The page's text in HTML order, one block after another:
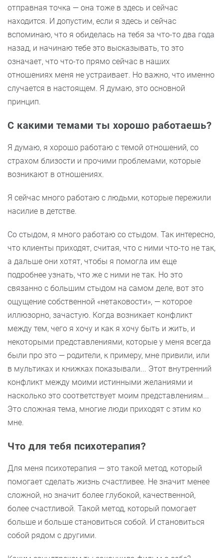
отправная точка — она тоже в здесь и сейчас
находится. И допустим, если я здесь и сейчас
вспоминаю, что я обиделась на тебя за что-то два года
назад, и начинаю тебе это высказывать, то это
означает, что что-то прямо сейчас в наших
отношениях меня не устраивает. Но важно, что именно
случается в настоящем. Я думаю, это основной
принцип.
С какими темами ты хорошо работаешь?
Я думаю, я хорошо работаю с темой отношений, со
страхом близости и прочими проблемами, которые
возникают в отношениях.
Я сейчас много работаю с людьми, которые пережили
насилие в детстве.
Со стыдом, я много работаю со стыдом. Так интересно,
что клиенты приходят, считая, что с ними что-то не так,
а дальше они хотят, чтобы я помогла им еще
подробнее узнать, что же с ними не так. Но это
связанно с большим стыдом на самом деле, вот это
ощущение собственной «нетаковости», — которое
иллюзорно, зачастую. Когда возникает конфликт
между тем, чего я хочу и как я хочу быть и жить, и
некоторыми представлениями, которые у меня всегда
были про это — родители, к примеру, мне привили, или
в мультиках и книжках показывали... Этот внутренний
конфликт между моими истинными желаниями и
насколько это соответствует моим представлениям...
Это сложная тема, многие люди приходят с этим ко
мне.
Что для тебя психотерапия?
Для меня психотерапия — это такой метод, который
помогает сделать жизнь счастливее. Не значит менее
сложной, но значит более глубокой, качественной,
более счастливой. Такой метод, который помогает
больше и больше становиться собой. И становиться
собой рядом с другими.